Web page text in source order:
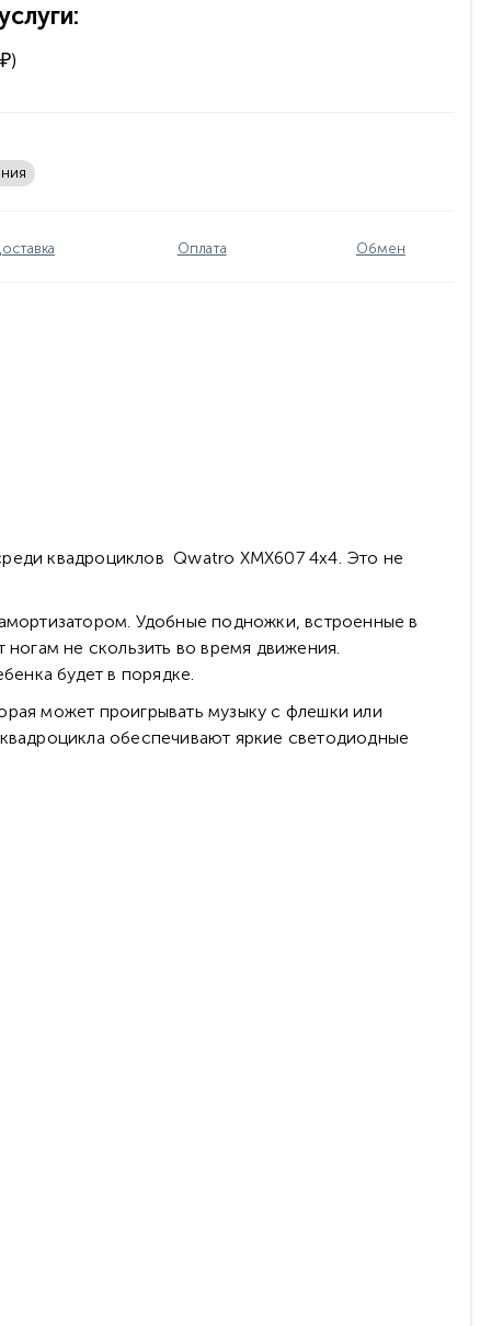
Оплата Обмен
квадроциклов Qwatro XMX607 4x4. Это не
Удобные подножки, встроенные в
не скользить во время движения.
будет в порядке.
может проигрывать музыку с флешки или
обеспечивают яркие светодиодные